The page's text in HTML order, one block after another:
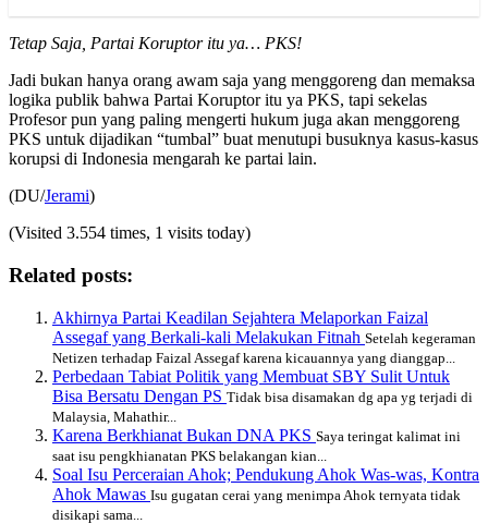
Tetap Saja, Partai Koruptor itu ya… PKS!
Jadi bukan hanya orang awam saja yang menggoreng dan memaksa
logika publik bahwa Partai Koruptor itu ya PKS, tapi sekelas
Profesor pun yang paling mengerti hukum juga akan menggoreng
PKS untuk dijadikan “tumbal” buat menutupi busuknya kasus-kasus
korupsi di Indonesia mengarah ke partai lain.
(DU/Jerami)
(Visited 3.554 times, 1 visits today)
Related posts:
Akhirnya Partai Keadilan Sejahtera Melaporkan Faizal
Assegaf yang Berkali-kali Melakukan Fitnah Setelah kegeraman
Netizen terhadap Faizal Assegaf karena kicauannya yang dianggap...
Perbedaan Tabiat Politik yang Membuat SBY Sulit Untuk
Bisa Bersatu Dengan PS Tidak bisa disamakan dg apa yg terjadi di
Malaysia, Mahathir...
Karena Berkhianat Bukan DNA PKS Saya teringat kalimat ini
saat isu pengkhianatan PKS belakangan kian...
Soal Isu Perceraian Ahok; Pendukung Ahok Was-was, Kontra
Ahok Mawas Isu gugatan cerai yang menimpa Ahok ternyata tidak
disikapi sama...